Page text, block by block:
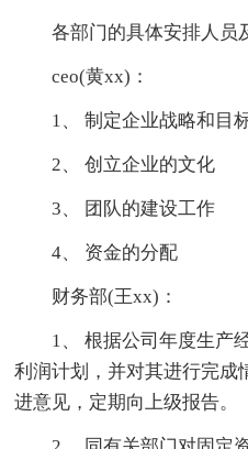
各部门的具体安排人员
ceo(黄xx)：
1、 制定企业战略和目
2、 创立企业的文化
3、 团队的建设工作
4、 资金的分配
财务部(王xx)：
1、 根据公司年度生产
利润计划，并对其进行完成
进意见，定期向上级报告。